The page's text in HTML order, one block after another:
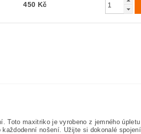
450 Kč
Toto maxitriko je vyrobeno z jemného
nošení. Užijte si dokonalé